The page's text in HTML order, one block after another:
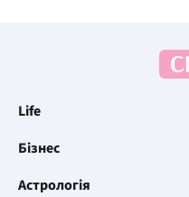
Life
Бізнес
Астрологія